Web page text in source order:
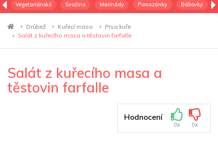
Vegetariánské Svačina Marinády Pomazánky Bábovky
Drůbež Kuřecí maso
Prsa kuře
Salát z kuřecího masa a těstovin farfalle
Salát z kuřecího masa a
těstovin farfalle
Hodnocení
0x 0x